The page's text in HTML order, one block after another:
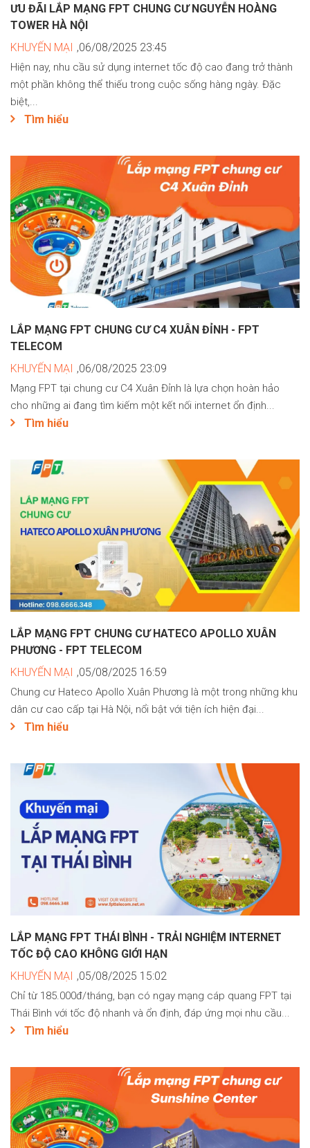
ƯU ĐÃI LẮP MẠNG FPT CHUNG CƯ NGUYỄN HOÀNG
TOWER HÀ NỘI
KHUYẾN MẠI ,06/08/2025 23:45
Hiện nay, nhu cầu sử dụng internet tốc độ cao đang trở thành
một phần không thể thiếu trong cuộc sống hàng ngày. Đặc
biệt,...
Tìm hiểu
LẮP MẠNG FPT CHUNG CƯ C4 XUÂN ĐỈNH - FPT
TELECOM
KHUYẾN MẠI ,06/08/2025 23:09
Mạng FPT tại chung cư C4 Xuân Đỉnh là lựa chọn hoàn hảo
cho những ai đang tìm kiếm một kết nối internet ổn định...
Tìm hiểu
LẮP MẠNG FPT CHUNG CƯ HATECO APOLLO XUÂN
PHƯƠNG - FPT TELECOM
KHUYẾN MẠI ,05/08/2025 16:59
Chung cư Hateco Apollo Xuân Phương là một trong những khu
dân cư cao cấp tại Hà Nội, nổi bật với tiện ích hiện đại...
Tìm hiểu
LẮP MẠNG FPT THÁI BÌNH - TRẢI NGHIỆM INTERNET
TỐC ĐỘ CAO KHÔNG GIỚI HẠN
KHUYẾN MẠI ,05/08/2025 15:02
Chỉ từ 185.000đ/tháng, bạn có ngay mạng cáp quang FPT tại
Thái Bình với tốc độ nhanh và ổn định, đáp ứng mọi nhu cầu...
Tìm hiểu